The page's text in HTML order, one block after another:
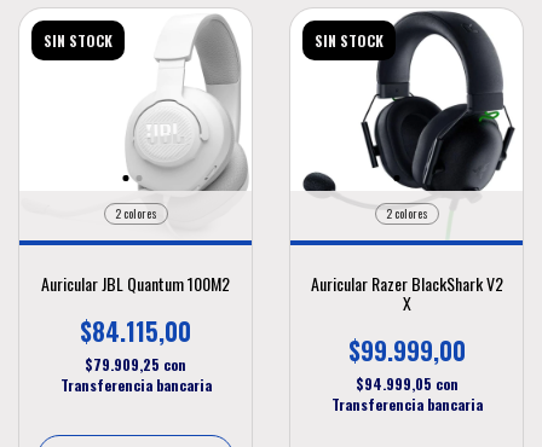
SIN STOCK
2 colores
Auricular JBL Quantum 100M2
$84.115,00
$79.909,25 con
Transferencia bancaria
SIN STOCK
2 colores
Auricular Razer BlackShark V2
X
$99.999,00
$94.999,05 con
Transferencia bancaria